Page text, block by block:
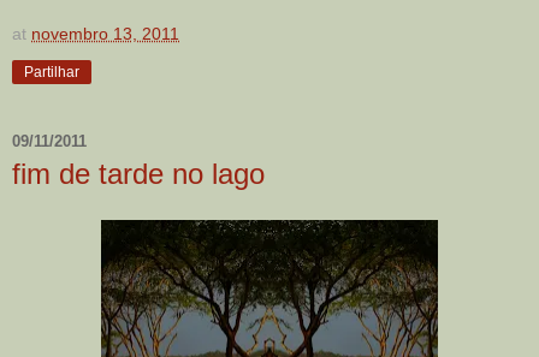
at novembro 13, 2011
Partilhar
09/11/2011
fim de tarde no lago